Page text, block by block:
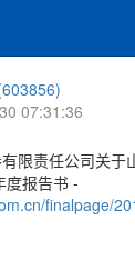
07:31:36
限责任公司关于
度报告书 -
finalpage/